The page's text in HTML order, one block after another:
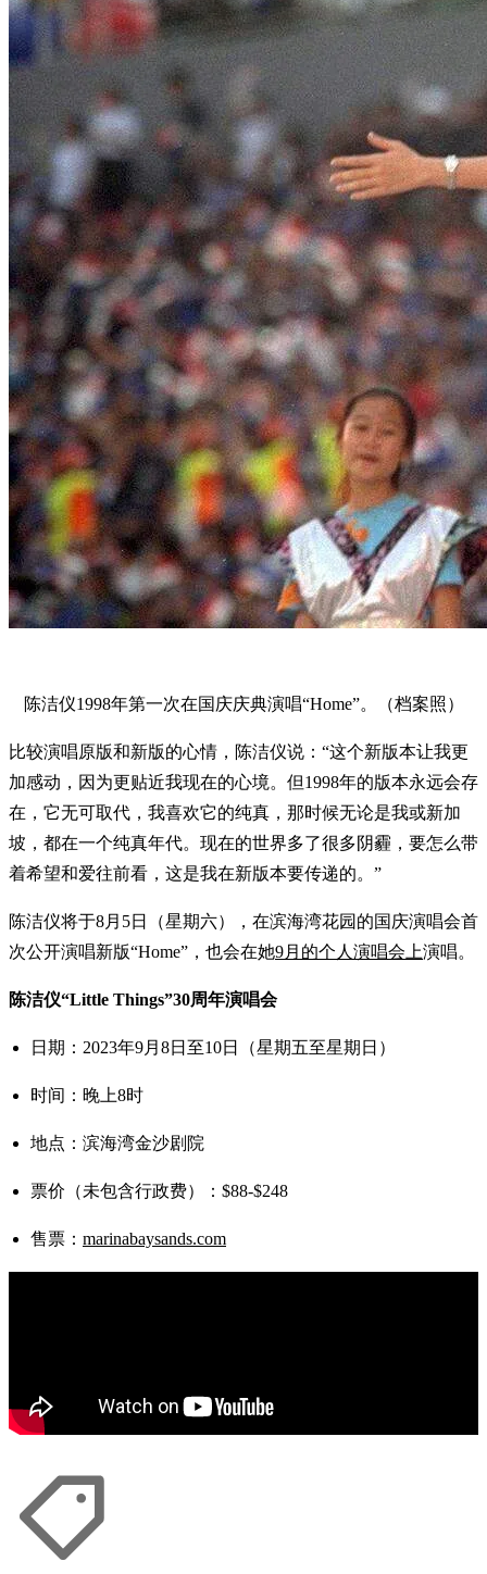
陈洁仪1998年第一次在国庆庆典演唱“Home”。（档案照）
比较演唱原版和新版的心情，陈洁仪说：“这个新版本让我更
加感动，因为更贴近我现在的心境。但1998年的版本永远会存
在，它无可取代，我喜欢它的纯真，那时候无论是我或新加
坡，都在一个纯真年代。现在的世界多了很多阴霾，要怎么带
着希望和爱往前看，这是我在新版本要传递的。”
陈洁仪将于8月5日（星期六），在滨海湾花园的国庆演唱会首
次公开演唱新版“Home”，也会在她9月的个人演唱会上演唱。
陈洁仪“Little Things”30周年演唱会
日期：2023年9月8日至10日（星期五至星期日）
时间：晚上8时
地点：滨海湾金沙剧院
票价（未包含行政费）：$88-$248
售票： marinabaysands.com